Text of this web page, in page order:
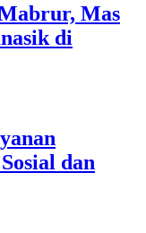
Mas
di
dan